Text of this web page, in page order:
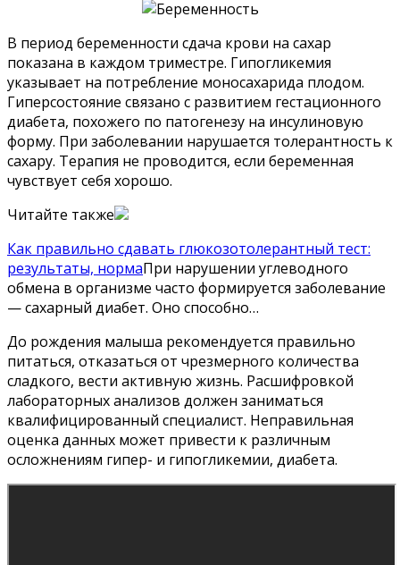
В период беременности сдача крови на сахар
показана в каждом триместре. Гипогликемия
указывает на потребление моносахарида плодом.
Гиперсостояние связано с развитием гестационного
диабета, похожего по патогенезу на инсулиновую
форму. При заболевании нарушается толерантность к
сахару. Терапия не проводится, если беременная
чувствует себя хорошо.
Читайте также
Как правильно сдавать глюкозотолерантный тест:
результаты, нормаПри нарушении углеводного
обмена в организме часто формируется заболевание
— сахарный диабет. Оно способно…
До рождения малыша рекомендуется правильно
питаться, отказаться от чрезмерного количества
сладкого, вести активную жизнь. Расшифровкой
лабораторных анализов должен заниматься
квалифицированный специалист. Неправильная
оценка данных может привести к различным
осложнениям гипер- и гипогликемии, диабета.